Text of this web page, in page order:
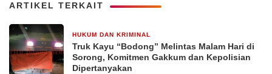
ARTIKEL TERKAIT
HUKUM DAN KRIMINAL
Truk Kayu “Bodong” Melintas Malam Hari di
Sorong, Komitmen Gakkum dan Kepolisian
Dipertanyakan